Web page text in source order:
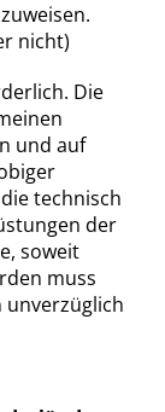
nicht)
Die
und auf
technisch
der
soweit
muss
unverzüglich